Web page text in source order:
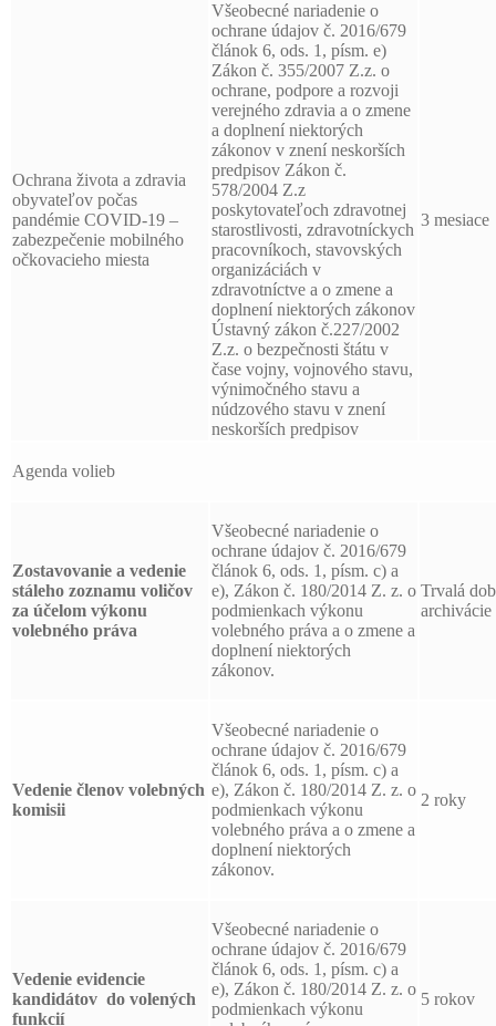
Ochrana života a zdravia
obyvateľov počas
pandémie COVID-19 –
zabezpečenie mobilného
očkovacieho miesta
Všeobecné nariadenie o
ochrane údajov č. 2016/679
článok 6, ods. 1, písm. e)
Zákon č. 355/2007 Z.z. o
ochrane, podpore a rozvoji
verejného zdravia a o zmene
a doplnení niektorých
zákonov v znení neskorších
predpisov Zákon č.
578/2004 Z.z
poskytovateľoch zdravotnej
starostlivosti, zdravotníckych
pracovníkoch, stavovských
organizáciách v
zdravotníctve a o zmene a
doplnení niektorých zákonov
Ústavný zákon č.227/2002
Z.z. o bezpečnosti štátu v
čase vojny, vojnového stavu,
výnimočného stavu a
núdzového stavu v znení
neskorších predpisov
3 mesiace
Agenda volieb
Zostavovanie a vedenie
stáleho zoznamu voličov
za účelom výkonu
volebného práva
Všeobecné nariadenie o
ochrane údajov č. 2016/679
článok 6, ods. 1, písm. c) a
e), Zákon č. 180/2014 Z. z. o
podmienkach výkonu
volebného práva a o zmene a
doplnení niektorých
zákonov.
Trvalá
archivácie
Vedenie členov volebných
komisii
Všeobecné nariadenie o
ochrane údajov č. 2016/679
článok 6, ods. 1, písm. c) a
e), Zákon č. 180/2014 Z. z. o
podmienkach výkonu
volebného práva a o zmene a
doplnení niektorých
zákonov.
2 roky
Vedenie evidencie
kandidátov do volených
funkcií
Všeobecné nariadenie o
ochrane údajov č. 2016/679
článok 6, ods. 1, písm. c) a
e), Zákon č. 180/2014 Z. z. o
podmienkach výkonu
5 rokov